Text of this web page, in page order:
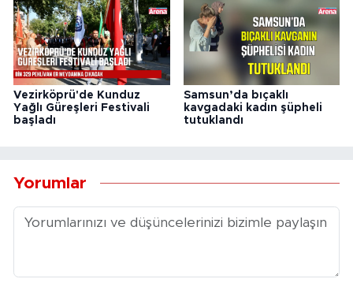
Vezirköprü'de Kunduz
Yağlı Güreşleri Festivali
başladı
Samsun’da bıçaklı
kavgadaki kadın şüpheli
tutuklandı
Yorumlar